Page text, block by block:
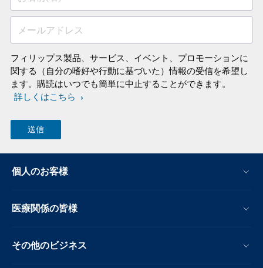
メールアドレス
フィリップス製品、サービス、イベント、プロモーションに
関する（自分の嗜好や行動に基づいた）情報の受信を希望し
ます。購読はいつでも簡単に中止することができます。
詳しくはこちら
個人のお客様
医療関係の皆様
その他のビジネス